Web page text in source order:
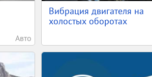
Авто
Вибрация двигателя на
холостых оборотах